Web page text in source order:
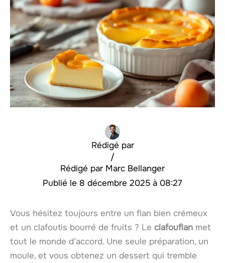
Rédigé par
Marc Bellanger
/
8 décembre 2025 à 08:27
Vous hésitez toujours entre un flan bien crémeux
et un clafoutis bourré de fruits ? Le clafouflan met
tout le monde d’accord. Une seule préparation, un
moule, et vous obtenez un dessert qui tremble